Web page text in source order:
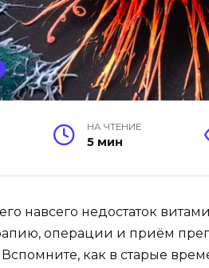
НА ЧТЕНИЕ
5 мин
навсего недостаток
операции и приём
как в старые